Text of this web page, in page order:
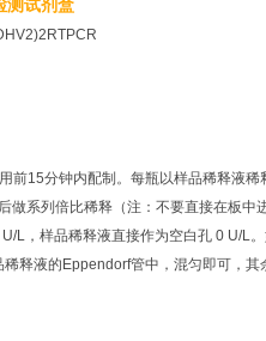
测试剂盒
前15分钟内配制。每瓶以样品稀释液
做系列倍比稀释（注：不要直接在板中
L，样品稀释液直接作为空白孔 0 U/L
释液的Eppendorf管中，混匀即可，其